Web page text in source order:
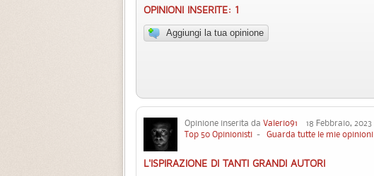
OPINIONI INSERITE: 1
Aggiungi la tua opinione
Opinione inserita da Valerio91 18 Febbraio, 2023
Top 50 Opinionisti - Guarda tutte le mie opinioni
L'ISPIRAZIONE DI TANTI GRANDI AUTORI